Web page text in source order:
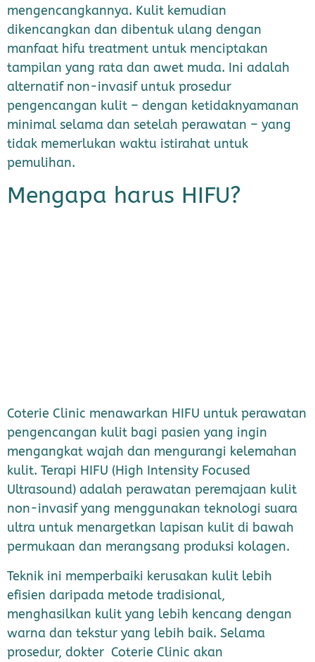
mengencangkannya. Kulit kemudian
dikencangkan dan dibentuk ulang dengan
manfaat hifu treatment untuk menciptakan
tampilan yang rata dan awet muda. Ini adalah
alternatif non-invasif untuk prosedur
pengencangan kulit – dengan ketidaknyamanan
minimal selama dan setelah perawatan – yang
tidak memerlukan waktu istirahat untuk
pemulihan.
Mengapa harus HIFU?
Coterie Clinic menawarkan HIFU untuk perawatan
pengencangan kulit bagi pasien yang ingin
mengangkat wajah dan mengurangi kelemahan
kulit. Terapi HIFU (High Intensity Focused
Ultrasound) adalah perawatan peremajaan kulit
non-invasif yang menggunakan teknologi suara
ultra untuk menargetkan lapisan kulit di bawah
permukaan dan merangsang produksi kolagen.
Teknik ini memperbaiki kerusakan kulit lebih
efisien daripada metode tradisional,
menghasilkan kulit yang lebih kencang dengan
warna dan tekstur yang lebih baik. Selama
prosedur, dokter Coterie Clinic akan